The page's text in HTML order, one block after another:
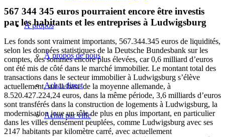
À propos
À propos de nous
Achat direct
Achat par ville
567 344 345 euros pourraient encore être investis
par les habitants et les entreprises à Ludwigsburg
Les fonds sont vraiment importants, 567.344.345 euros de liquidités,
selon les données statistiques de la Deutsche Bundesbank sur les
comptes, des sommes encore plus élevées, car 0,6 milliard d’euros
ont été mis de côté dans le marché immobilier. Le montant total des
transactions dans le secteur immobilier à Ludwigsburg s’élève
actuellement, sur la base de la moyenne allemande, à
8.520.427.224,24 euros, dans la même période, 3,6 milliards d’euros
sont transférés dans la construction de logements à Ludwigsburg, la
modernisation joue un rôle de plus en plus important, en particulier
dans les villes densément peuplées, comme Ludwigsburg avec ses
2147 habitants par kilomètre carré, avec actuellement